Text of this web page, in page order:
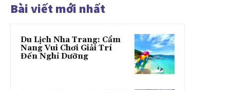
Bài viết mới nhất
Du Lịch Nha Trang: Cẩm
Nang Vui Chơi Giải Trí
Đến Nghỉ Dưỡng